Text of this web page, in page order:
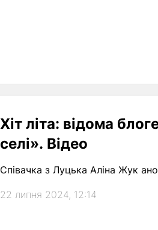
Хіт літа: відома
селі». Відео
Співачка з Луцька Аліна Жук
22 липня 2024, 12:14